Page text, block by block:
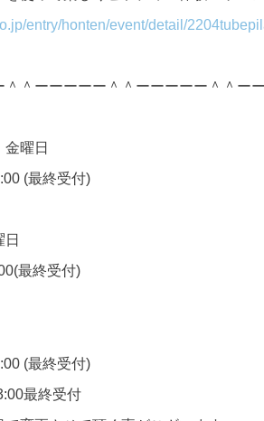
entry/honten/event/detail/
＾＾ーーーーー＾＾ーーーーー＾＾ー
曜日
(最終受付)
最終受付)
(最終受付)
最終受付